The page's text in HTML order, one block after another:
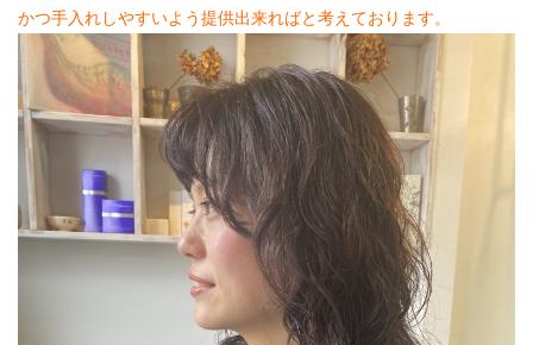
かつ手入れしやすいよう提供出来ればと考えております。
で、顔周りだけを、ぐるりとポイントに♡ＴＰ
Ｏに合わせて、このくらいのラインで、テ…